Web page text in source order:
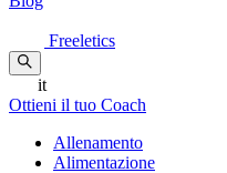
Freeletics
it
Ottieni il tuo Coach
Allenamento
Alimentazione